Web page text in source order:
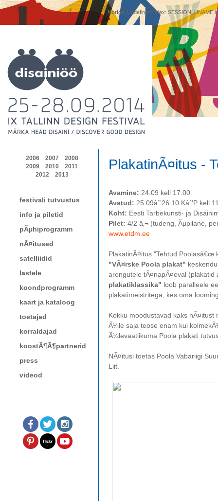
Notice: Undefined index: SESSION_UNAME
2006 2007
2008
2009
2010
2011
2012
2013
festivali tutvustus
info ja piletid
pÃµhiprogramm
nÃ¤itused
satelliidid
lastele
koondprogramm
kaart ja kataloog
toetajad
korraldajad
koostÃ¶Ã¶partnerid
press
videod
PlakatinÃ¤itus -
Avamine: 24.09 kell 17.00
Avatud: 25.09âˆ’26.10 Kâˆ’P kell
Koht: Eesti Tarbekunsti- ja
Pilet: 4/2 â‚¬ (tudeng, Ãµpilane,
www.etdm.ee
PlakatinÃ¤itus "Tehtud Poolasâ€œ
"VÃ¤rske Poola plakat"
arengutele tÃ¤napÃ¤eval (plakatid
plakatiklassika" loob paralleele
plakatimeistritega, kes oma
Kokku moodustavad kaks
Ã¼le saja teose enam kui
Ã¼levaatlikuma Poola plakati
NÃ¤itusi toetas Poola Vabariigi
Liit.